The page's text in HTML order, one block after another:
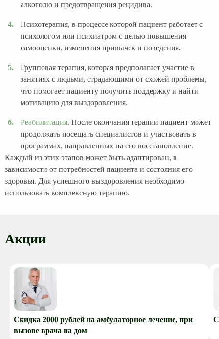
алкоголю и предотвращения рецидива.
Психотерапия, в процессе которой пациент работает с
психологом или психиатром с целью повышения
самооценки, изменения привычек и поведения.
Групповая терапия, которая предполагает участие в
занятиях с людьми, страдающими от схожей проблемы,
что помогает пациенту получить поддержку и найти
мотивацию для выздоровления.
Реабилитация. После окончания терапии пациент может
продолжать посещать специалистов и участвовать в
программах, направленных на его восстановление.
Каждый из этих этапов может быть адаптирован, в
зависимости от потребностей пациента и состояния его
здоровья. Для успешного выздоровления необходимо
использовать комплексную терапию.
Акции
Скидка 2000 рублей на амбулаторное лечение, при
вызове врача на дом